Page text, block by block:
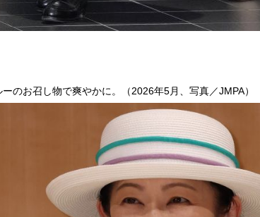
のお召し物で爽やかに。（2026年5月、写真／JMPA）